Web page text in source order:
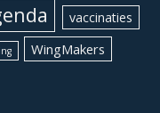
vaccinaties
WingMakers